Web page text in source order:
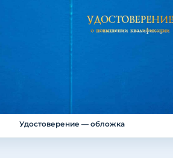
Удостоверение — обложка